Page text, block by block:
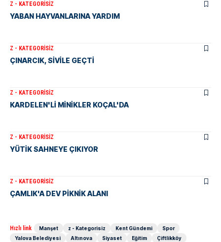
Z - KATEGORISIZ
YABAN HAYVANLARINA YARDIM
Z - KATEGORISIZ
ÇINARCIK, SİVİLE GEÇTİ
Z - KATEGORISIZ
KARDELEN'Lİ MİNİKLER KOÇAL'DA
Z - KATEGORISIZ
YÜTİK SAHNEYE ÇIKIYOR
Z - KATEGORISIZ
ÇAMLIK'A DEV PİKNİK ALANI
Hızlı link Manşet z - Kategorisiz Kent Gündemi
Spor
Yalova Belediyesi
Altınova Siyaset Eğitim
Çiftlikköy